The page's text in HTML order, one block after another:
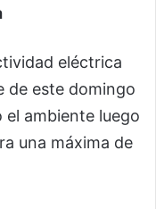
eléctrica
de este domingo
el ambiente luego
una máxima de